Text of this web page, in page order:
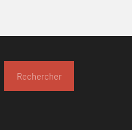
Rechercher